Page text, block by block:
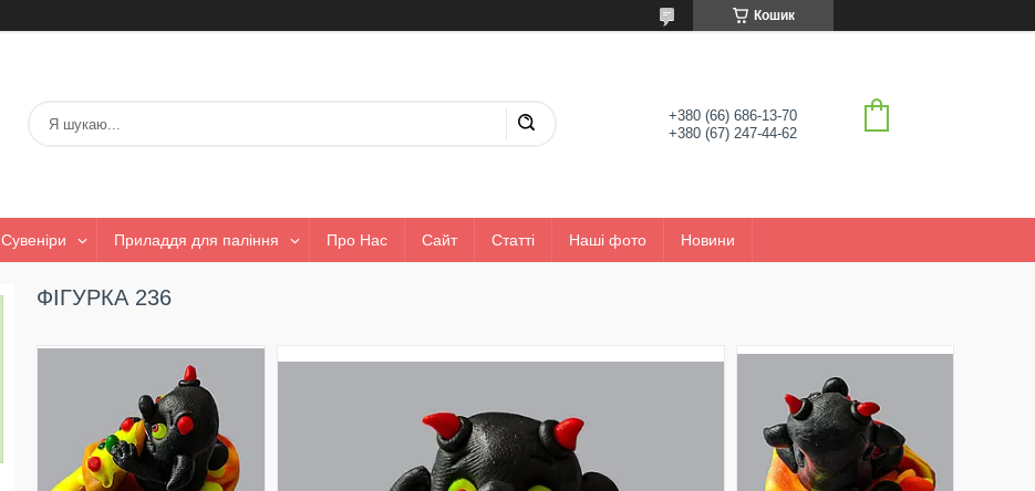
Кошик
+380 (66) 686-13-70
+380 (67) 247-44-62
Сувеніри Приладдя для паління Про Нас Сайт Статті Наші фото Новини
ФІГУРКА 236